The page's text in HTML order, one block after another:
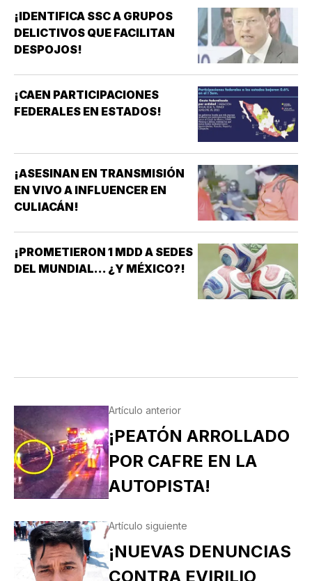
¡IDENTIFICA SSC A GRUPOS
DELICTIVOS QUE FACILITAN
DESPOJOS!
¡CAEN PARTICIPACIONES
FEDERALES EN ESTADOS!
¡ASESINAN EN TRANSMISIÓN
EN VIVO A INFLUENCER EN
CULIACÁN!
¡PROMETIERON 1 MDD A SEDES
DEL MUNDIAL... ¿Y MÉXICO?!
Artículo anterior
¡PEATÓN ARROLLADO
POR CAFRE EN LA
AUTOPISTA!
Artículo siguiente
¡NUEVAS DENUNCIAS
CONTRA EVIRILIO